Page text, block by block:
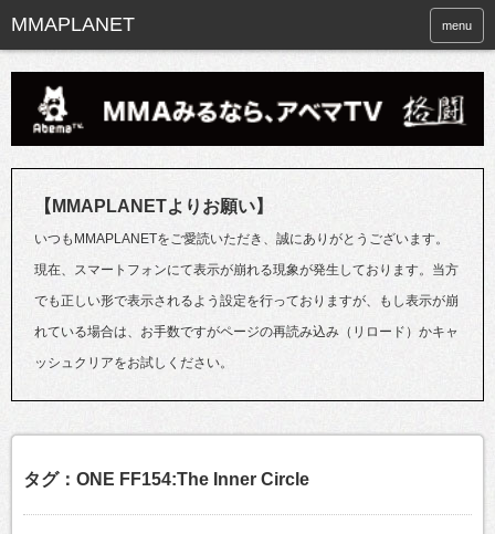
menu
【MMAPLANETよりお願い】
いつもMMAPLANETをご愛読いただき、誠にありがとうございます。
現在、スマートフォンにて表示が崩れる現象が発生しております。当方
でも正しい形で表示されるよう設定を行っておりますが、もし表示が崩
れている場合は、お手数ですがページの再読み込み（リロード）かキャ
ッシュクリアをお試しください。
タグ：ONE FF154:The Inner Circle